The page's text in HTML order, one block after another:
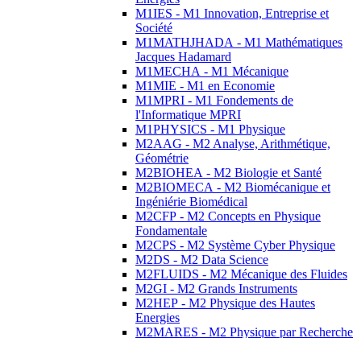
M1IES - M1 Innovation, Entreprise et
Société
M1MATHJHADA - M1 Mathématiques
Jacques Hadamard
M1MECHA - M1 Mécanique
M1MIE - M1 en Economie
M1MPRI - M1 Fondements de
l'Informatique MPRI
M1PHYSICS - M1 Physique
M2AAG - M2 Analyse, Arithmétique,
Géométrie
M2BIOHEA - M2 Biologie et Santé
M2BIOMECA - M2 Biomécanique et
Ingéniérie Biomédical
M2CFP - M2 Concepts en Physique
Fondamentale
M2CPS - M2 Système Cyber Physique
M2DS - M2 Data Science
M2FLUIDS - M2 Mécanique des Fluides
M2GI - M2 Grands Instruments
M2HEP - M2 Physique des Hautes
Energies
M2MARES - M2 Physique par Recherche